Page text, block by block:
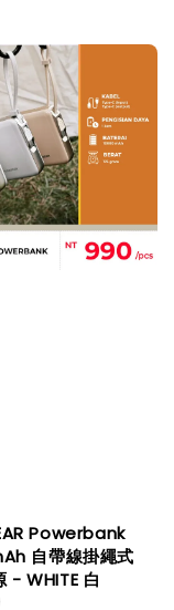
Powerbank
自帶線掛繩式
- WHITE 白